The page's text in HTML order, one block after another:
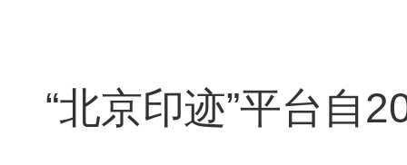
“北京印迹”平台自